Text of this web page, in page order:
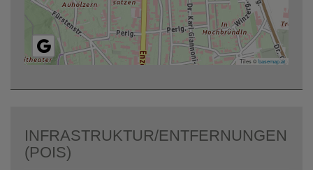
Tiles ©basemap.at
INFRASTRUKTUR/ENTFERNUNGEN
(POIS)